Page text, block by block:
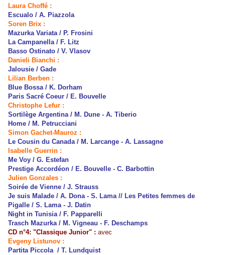
Laura Choffé :
Escualo / A. Piazzola
Soren Brix :
Mazurka Variata / P. Frosini
La Campanella / F. Litz
Basso Ostinato / V. Vlasov
Danieli Bianchi :
Jalousie / Gade
Lilian Berben :
Blue Bossa / K. Dorham
Paris Sacré Coeur / E. Bouvelle
Christophe Lefur :
Sortilège Argentina / M. Dune - A. Tiberio
Home / M. Petrucciani
Simon Gachet-Mauroz :
Le Cousin du Canada / M. Larcange - A. Lassagne
Isabelle Guerrin :
Me Voy / G. Estefan
Prestige Accordéon / E. Bouvelle - C. Barbottin
Julien Gonzales :
Soirée de Vienne / J. Strauss
Je suis Malade / A. Dona - S. Lama // Les Petites femmes de
Pigalle / S. Lama - J. Datin
Night in Tunisia / F. Papparelli
Trasch Mazurka / M. Vigneau - F. Deschamps
CD n°4: "Classique Junior" : avec
Evgeny Listunov :
Partita Piccola / T. Lundquist